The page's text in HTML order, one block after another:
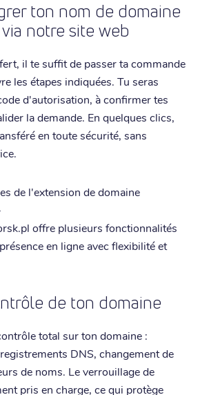
ton nom de domaine
notre site web
il te suffit de passer ta commande
les étapes indiquées. Tu seras
d'autorisation, à confirmer tes
la demande. En quelques clics,
en toute sécurité, sans
de l'extension de domaine
offre plusieurs fonctionnalités
en ligne avec flexibilité et
de ton domaine
total sur ton domaine :
DNS, changement de
de noms. Le verrouillage de
pris en charge, ce qui protège